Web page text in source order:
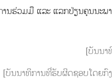
ນຮ່ວມມື ແລະ ແລກປ່ຽນຄຸນນະພ
[ບັນນາ
[ບັນນາທິການທີ່ຮັບຜິດຊອບໂດຍກົ